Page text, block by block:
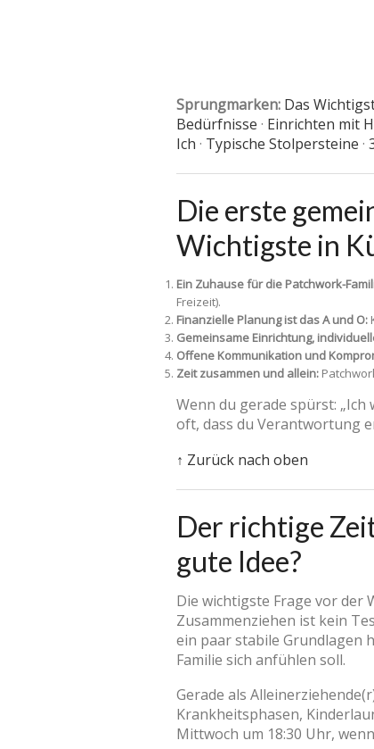
Sprungmarken: Das
Bedürfnisse · Einrichten mit
Ich · Typische Stolpersteine ·
Die erste
Wichtigste in
Ein Zuhause für die Patchwork-
Freizeit).
Finanzielle Planung ist das A und O:
Gemeinsame Einrichtung,
Offene Kommunikation und
Zeit zusammen und allein:
Wenn du gerade spürst: „Ich
oft, dass du Verantwortung
↑ Zurück nach oben
Der richtige
gute Idee?
Die wichtigste Frage vor der
Zusammenziehen ist kein
ein paar stabile Grundlagen
Familie sich anfühlen soll.
Gerade als
Krankheitsphasen,
Mittwoch um 18:30 Uhr,